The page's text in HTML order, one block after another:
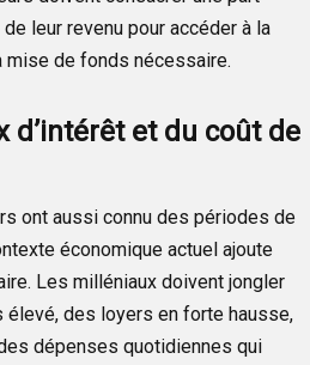
leur revenu pour accéder à la
de fonds nécessaire.
d’intérêt et du coût de
ont aussi connu des périodes de
économique actuel ajoute
Les milléniaux doivent jongler
élevé, des loyers en forte hausse,
dépenses quotidiennes qui